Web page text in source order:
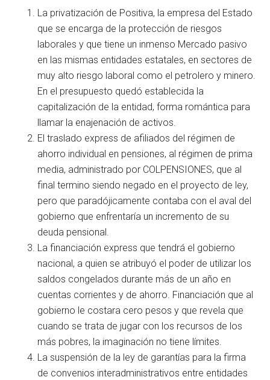
La privatización de Positiva, la empresa del Estado
que se encarga de la protección de riesgos
laborales y que tiene un inmenso Mercado pasivo
en las mismas entidades estatales, en sectores de
muy alto riesgo laboral como el petrolero y minero.
En el presupuesto quedó establecida la
capitalización de la entidad, forma romántica para
llamar la enajenación de activos.
El traslado express de afiliados del régimen de
ahorro individual en pensiones, al régimen de prima
media, administrado por COLPENSIONES, que al
final termino siendo negado en el proyecto de ley,
pero que paradójicamente contaba con el aval del
gobierno que enfrentaría un incremento de su
deuda pensional.
La financiación express que tendrá el gobierno
nacional, a quien se atribuyó el poder de utilizar los
saldos congelados durante más de un año en
cuentas corrientes y de ahorro. Financiación que al
gobierno le costara cero pesos y que revela que
cuando se trata de jugar con los recursos de los
más pobres, la imaginación no tiene límites.
La suspensión de la ley de garantías para la firma
de convenios interadministrativos entre entidades